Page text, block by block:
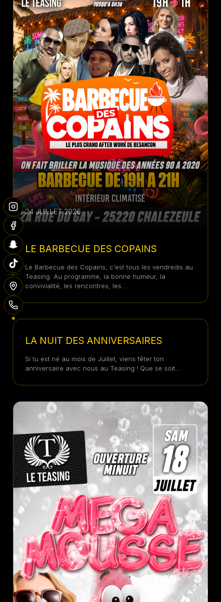
24 JUILLET 2026
LE BARBECUE DES COPAINS
Le Barbecue des Copains, c'est tous les vendredis au
Teasing. Au programme, la bonne humeur, la
convivialité, les rencontres, les...
24 JUILLET 2026
LA NUIT DES ANNIVERSAIRES
Si tu est né au mois de Juillet, viens fêter ton
anniversaire avec nous au Teasing ! Que se soit...